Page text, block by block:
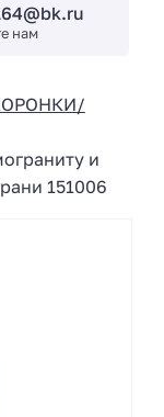
нам
и
151006